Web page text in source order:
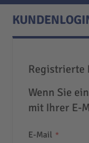
Registrierte
Wenn Sie
mit Ihrer E-
E-Mail